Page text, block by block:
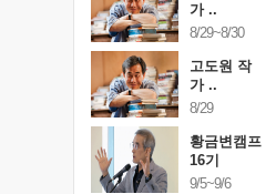
가 ..
8/29~8/30
고도원 작
가 ..
8/29
황금변캠프
16기
9/5~9/6